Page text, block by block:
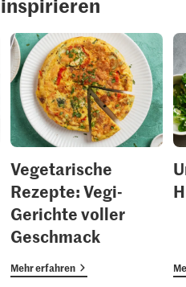
Vegetarische
Rezepte: Vegi-
Gerichte voller
Geschmack
Mehr erfahren